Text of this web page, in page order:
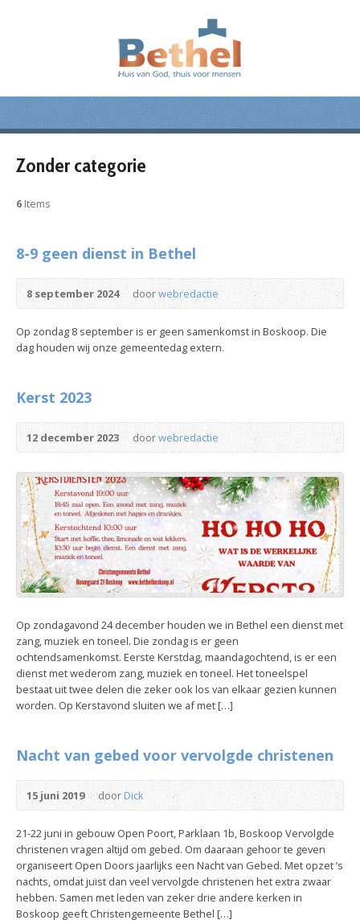
Zonder categorie
6 Items
8-9 geen dienst in Bethel
8 september 2024 doorwebredactie
Op zondag 8 september is er geen samenkomst in Boskoop. Die
dag houden wij onze gemeentedag extern.
Kerst 2023
12 december 2023 doorwebredactie
Op zondagavond 24 december houden we in Bethel een dienst met
zang, muziek en toneel. Die zondag is er geen
ochtendsamenkomst. Eerste Kerstdag, maandagochtend, is er een
dienst met wederom zang, muziek en toneel. Het toneelspel
bestaat uit twee delen die zeker ook los van elkaar gezien kunnen
worden. Op Kerstavond sluiten we af met […]
Nacht van gebed voor vervolgde christenen
15 juni 2019 doorDick
21-22 juni in gebouw Open Poort, Parklaan 1b, Boskoop Vervolgde
christenen vragen altijd om gebed. Om daaraan gehoor te geven
organiseert Open Doors jaarlijks een Nacht van Gebed. Met opzet ’s
nachts, omdat juist dan veel vervolgde christenen het extra zwaar
hebben. Samen met leden van zeker drie andere kerken in
Boskoop geeft Christengemeente Bethel […]